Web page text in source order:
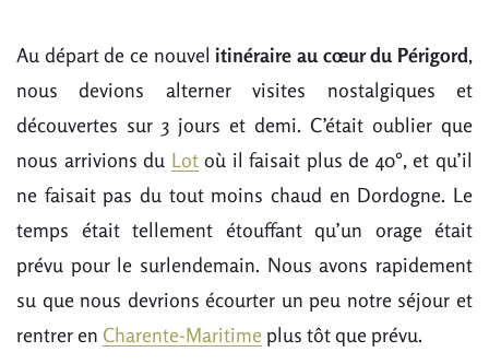
Au départ de ce nouvel itinéraire au cœur du Périgord,
nous devions alterner visites nostalgiques et
découvertes sur 3 jours et demi. C’était oublier que
nous arrivions du Lotoù il faisait plus de 40°, et qu’il
ne faisait pas du tout moins chaud en Dordogne. Le
temps était tellement étouffant qu’un orage était
prévu pour le surlendemain. Nous avons rapidement
su que nous devrions écourter un peu notre séjour et
rentrer en Charente-Maritime plus tôt que prévu.